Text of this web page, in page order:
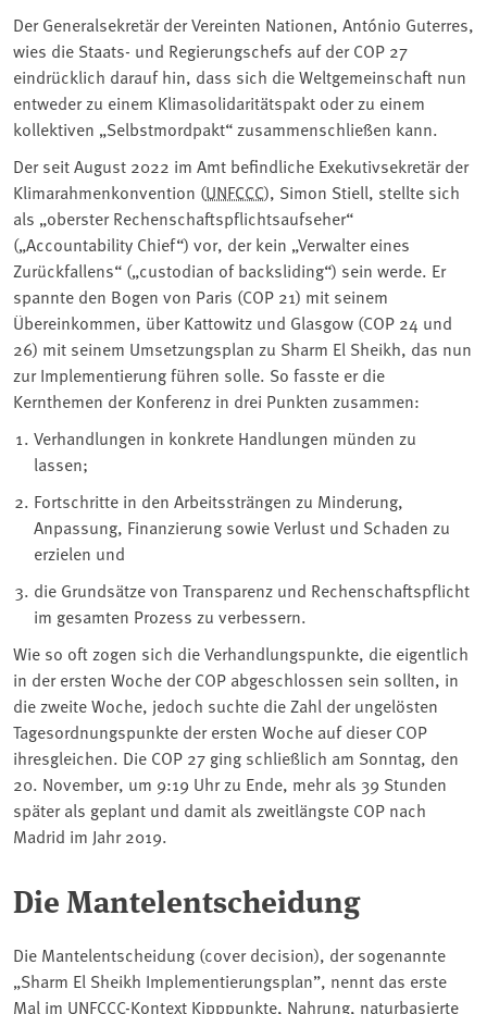
Der Generalsekretär der Vereinten Nationen, António Guterres,
wies die Staats- und Regierungschefs auf der COP 27
eindrücklich darauf hin, dass sich die Weltgemeinschaft nun
entweder zu einem Klimasolidaritätspakt oder zu einem
kollektiven „Selbstmordpakt“ zusammenschließen kann.
Der seit August 2022 im Amt befindliche Exekutivsekretär der
Klimarahmenkonvention (UNFCCC), Simon Stiell, stellte sich
als „oberster Rechenschaftspflichtsaufseher“
(„Accountability Chief“) vor, der kein „Verwalter eines
Zurückfallens“ („custodian of backsliding“) sein werde. Er
spannte den Bogen von Paris (COP 21) mit seinem
Übereinkommen, über Kattowitz und Glasgow (COP 24 und
26) mit seinem Umsetzungsplan zu Sharm El Sheikh, das nun
zur Implementierung führen solle. So fasste er die
Kernthemen der Konferenz in drei Punkten zusammen:
Verhandlungen in konkrete Handlungen münden zu
lassen;
Fortschritte in den Arbeitssträngen zu Minderung,
Anpassung, Finanzierung sowie Verlust und Schaden zu
erzielen und
die Grundsätze von Transparenz und Rechenschaftspflicht
im gesamten Prozess zu verbessern.
Wie so oft zogen sich die Verhandlungspunkte, die eigentlich
in der ersten Woche der COP abgeschlossen sein sollten, in
die zweite Woche, jedoch suchte die Zahl der ungelösten
Tagesordnungspunkte der ersten Woche auf dieser COP
ihresgleichen. Die COP 27 ging schließlich am Sonntag, den
20. November, um 9:19 Uhr zu Ende, mehr als 39 Stunden
später als geplant und damit als zweitlängste COP nach
Madrid im Jahr 2019.
Die Mantelentscheidung
Die Mantelentscheidung (cover decision), der sogenannte
„Sharm El Sheikh Implementierungsplan”, nennt das erste
Mal im UNFCCC-Kontext Kipppunkte, Nahrung, naturbasierte